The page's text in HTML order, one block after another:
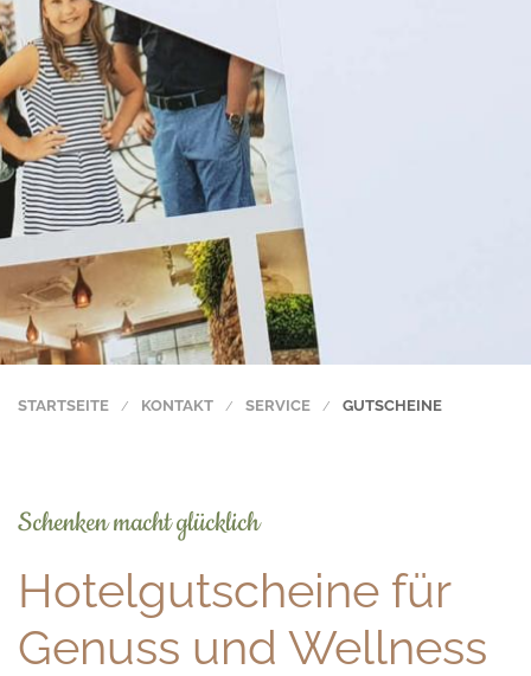
STARTSEITE KONTAKT SERVICE GUTSCHEINE
Schenken macht glücklich
Hotelgutscheine für
Genuss und Wellness